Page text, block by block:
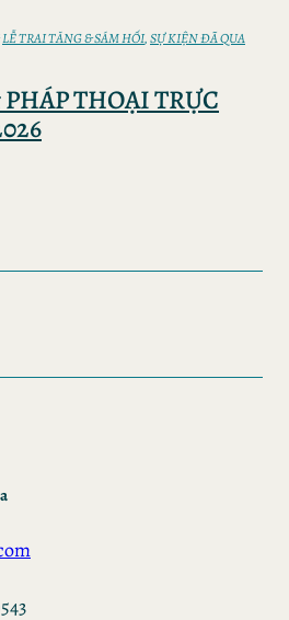
LỄ TRAI TĂNG & SÁM HỐI, SỰ KIỆN ĐÃ QUA
THOẠI TRỰC